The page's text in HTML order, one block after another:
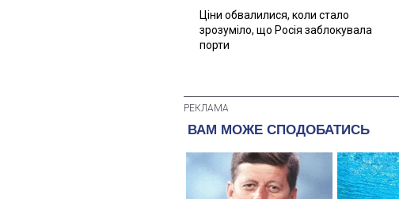
Ціни обвалилися, коли стало
зрозуміло, що Росія заблокувала
порти